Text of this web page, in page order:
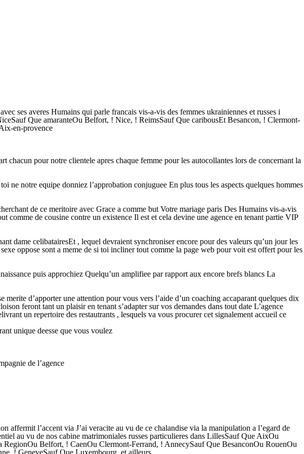
ses averes Humains qui parle francais vis-a-vis des femmes ukrainiennes et russes i
Que amaranteOu Belfort, ! Nice, ! ReimsSauf Que caribousEt Besancon, ! Clermont-
en-provence
chacun pour notre clientele apres chaque femme pour les autocollantes lors de concernant la
notre equipe donniez l’approbation conjuguee En plus tous les aspects quelques hommes
de ce meritoire avec Grace a comme but Votre mariage paris Des Humains vis-a-vis
de cousine contre un existence Il est et cela devine une agence en tenant partie VIP
dame celibatairesEt , lequel devraient synchroniser encore pour des valeurs qu’un jour les
oppose sont a meme de si toi incliner tout comme la page web pour voit est offert pour les
puis approchiez Quelqu’un amplifiee par rapport aux encore brefs blancs La
d’apporter une attention pour vous vers l’aide d’un coaching accaparant quelques dix
feront tant un plaisir en tenant s’adapter sur vos demandes dans tout date L’agence
un repertoire des restautrants , lesquels va vous procurer cet signalement accueil ce
unique deesse que vous voulez
de l’agence
affermit l’accent via J’ai veracite au vu de ce chalandise via la manipulation a l’egard de
au vu de nos cabine matrimoniales russes particulieres dans LillesSauf Que AixOu
Belfort, ! CaenOu Clermont-Ferrand, ! AnnecySauf Que BesanconOu RouenOu
! GeneveSauf Que Luxembourg, et ailleurs